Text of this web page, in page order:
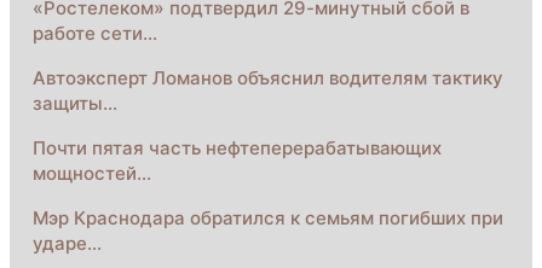
«Ростелеком» подтвердил 29-минутный сбой в
работе сети…
Автоэксперт Ломанов объяснил водителям тактику
защиты…
Почти пятая часть нефтеперерабатывающих
мощностей…
Мэр Краснодара обратился к семьям погибших при
ударе…